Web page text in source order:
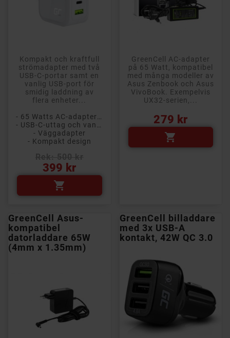
Kompakt och kraftfull
strömadapter med två
USB-C-portar samt en
vanlig USB-port för
smidig laddning av
flera enheter...
- Väggadapter
- Kompakt design
399 kr

GreenCell AC-adapter
på 65 Watt, kompatibel
med många modeller av
Asus Zenbook och Asus
VivoBook. Exempelvis
UX32-serien,...
279 kr

GreenCell Asus-
kompatibel
datorladdare 65W
(4mm x 1.35mm)
GreenCell billaddare
med 3x USB-A
kontakt, 42W QC 3.0